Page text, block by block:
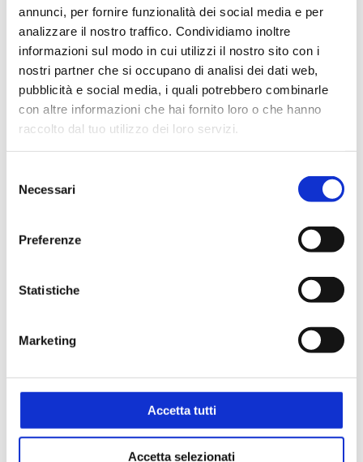
annunci, per fornire funzionalità dei social media e per
analizzare il nostro traffico. Condividiamo inoltre
informazioni sul modo in cui utilizzi il nostro sito con i
nostri partner che si occupano di analisi dei dati web,
pubblicità e social media, i quali potrebbero combinarle
con altre informazioni che hai fornito loro o che hanno
raccolto dal tuo utilizzo dei loro servizi.
delNecessari
Preferenze
Statistiche
Marketing
Accetta tutti
Accetta selezionati